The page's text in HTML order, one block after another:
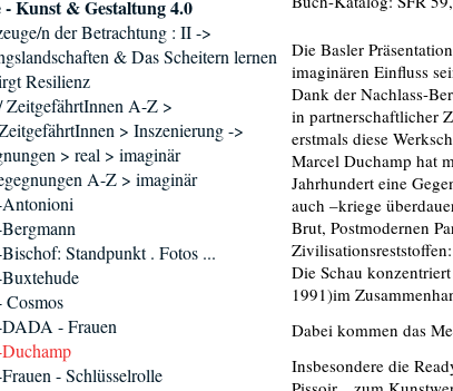
Die Basler
imaginären Einfluss
Dank der Nachlass-
in partnerschaftlicher
erstmals diese
Marcel Duchamp hat
Jahrhundert eine
auch –kriege
Brut, Postmodernen
Die Schau
1991)im
Dabei kommen das
Insbesondere die
- Kunst & Gestaltung 4.0
n der Betrachtung : II ->
& Das Scheitern lernen
Resilienz
ZeitgefährtInnen A-Z >
> Inszenierung ->
> real > imaginär
A-Z > imaginär
Standpunkt . Fotos ...
Cosmos
- Frauen
- Schlüsselrolle